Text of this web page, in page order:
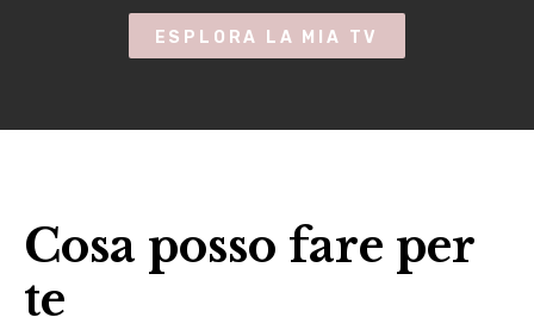
ESPLORA LA MIA TV
Cosa posso fare per
te